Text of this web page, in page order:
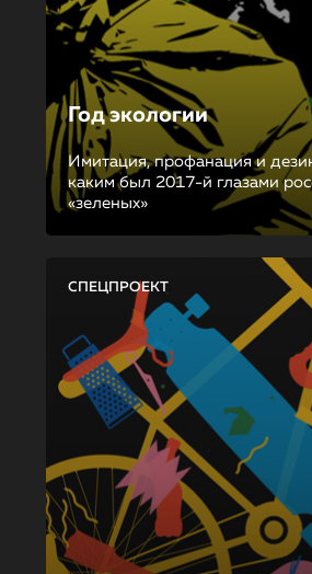
Год экологии
Имитация, профанация и
каким был 2017-й глазами
«зеленых»
СПЕЦПРОЕКТ